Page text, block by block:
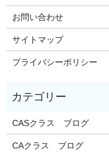
お問い合わせ
サイトマップ
プライバシーポリシー
CASクラス ブログ
CAクラス ブログ